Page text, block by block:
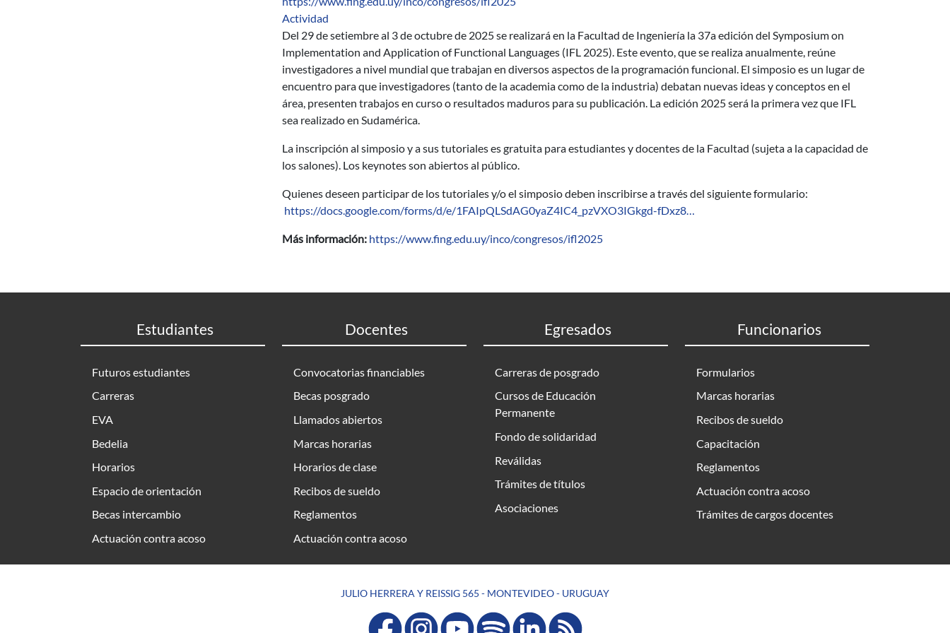
Actividad
Del 29 de setiembre al 3 de octubre de 2025 se realizará en la Facultad de Ingeniería la 37a edición del Symposium on
Implementation and Application of Functional Languages (IFL 2025). Este evento, que se realiza anualmente, reúne
investigadores a nivel mundial que trabajan en diversos aspectos de la programación funcional. El simposio es un lugar de
encuentro para que investigadores (tanto de la academia como de la industria) debatan nuevas ideas y conceptos en el
área, presenten trabajos en curso o resultados maduros para su publicación. La edición 2025 será la primera vez que IFL
sea realizado en Sudamérica.
La inscripción al simposio y a sus tutoriales es gratuita para estudiantes y docentes de la Facultad (sujeta a la capacidad de
los salones). Los keynotes son abiertos al público.
Quienes deseen participar de los tutoriales y/o el simposio deben inscribirse a través del siguiente formulario:
https://docs.google.com/forms/d/e/1FAIpQLSdAG0yaZ4IC4_pzVXO3IGkgd-fDxz8…
Más información: https://www.fing.edu.uy/inco/congresos/ifl2025
Estudiantes
Futuros estudiantes
Carreras
EVA
Bedelia
Horarios
Espacio de orientación
Becas intercambio
Actuación contra acoso
Docentes
Convocatorias financiables
Becas posgrado
Llamados abiertos
Marcas horarias
Horarios de clase
Recibos de sueldo
Reglamentos
Actuación contra acoso
Egresados
Carreras de posgrado
Cursos de Educación
Permanente
Fondo de solidaridad
Reválidas
Trámites de títulos
Asociaciones
Funcionarios
Formularios
Marcas horarias
Recibos de sueldo
Capacitación
Reglamentos
Actuación contra acoso
Trámites de cargos docentes
JULIO HERRERA Y REISSIG 565 - MONTEVIDEO - URUGUAY